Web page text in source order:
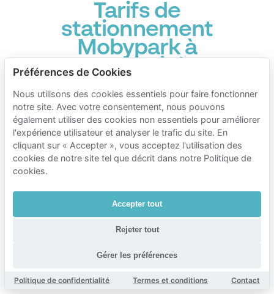
Tarifs de
stationnement
Mobypark à
proximité
d’Oud-
Mathenesse
Durée du stationnement
Tarifs du parking Mobypark
1 heure de stationnement
24 heures de stationnement
1 semaine de stationnement
de
€ 77.00
€ 180.00
Préférences de Cookies
Nous utilisons des cookies essentiels pour faire fonctionner
notre site. Avec votre consentement, nous pouvons
également utiliser des cookies non essentiels pour améliorer
l'expérience utilisateur et analyser le trafic du site. En
cliquant sur « Accepter », vous acceptez l'utilisation des
cookies de notre site tel que décrit dans notre Politique de
cookies.
Accepter tout
Rejeter tout
Gérer les préférences
Politique de confidentialité Termes et conditions Contact